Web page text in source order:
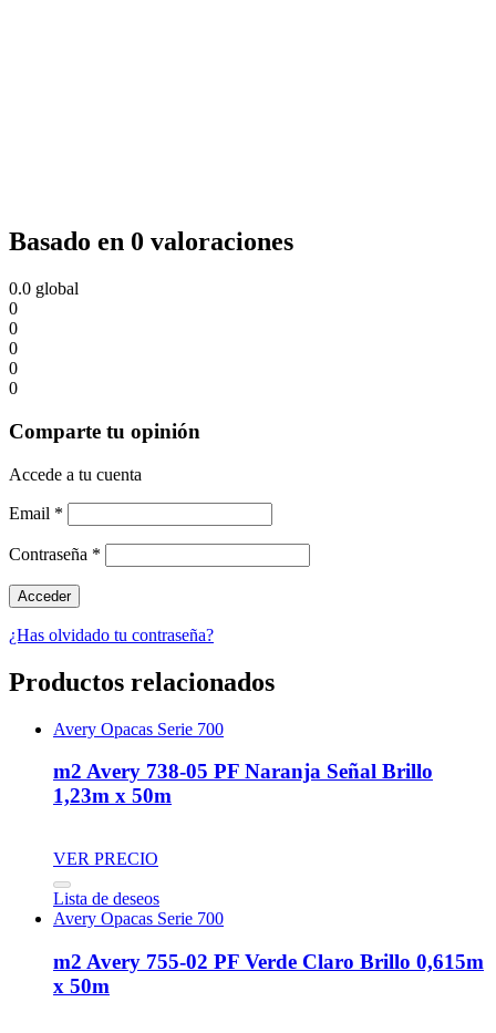
Basado en 0 valoraciones
0.0 global
0
0
0
0
0
Comparte tu opinión
Accede a tu cuenta
Email *
Contraseña *
¿Has olvidado tu contraseña?
Productos relacionados
Avery Opacas Serie 700
m2 Avery 738-05 PF Naranja Señal Brillo
1,23m x 50m
VER PRECIO
Lista de deseos
Avery Opacas Serie 700
m2 Avery 755-02 PF Verde Claro Brillo 0,615m
x 50m